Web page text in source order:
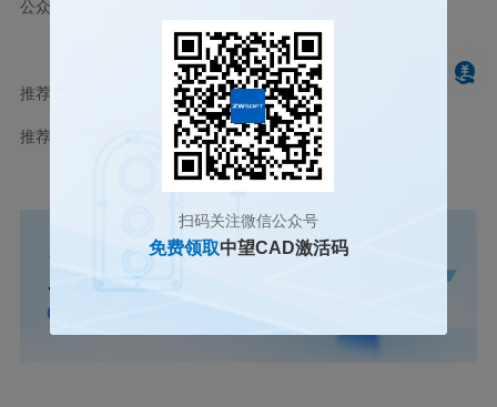
公众号和官网哦！
推荐阅读： CAD正版软件
推荐阅读： 用CAD怎么绘制熊猫？
扫码关注微信公众号
免费领取中望CAD激活码